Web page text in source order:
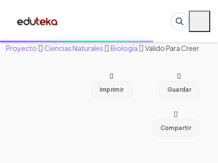
Proyecto Ciencias Naturales Biología Valido Para Creer
Imprimir Guardar
Compartir